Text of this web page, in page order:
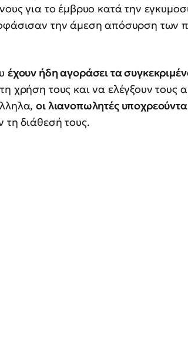
για το έμβρυο κατά την
την άμεση απόσυρση των
έχουν ήδη αγοράσει τα
χρήση τους και να ελέγξουν τους
οι λιανοπωλητές
τη διάθεσή τους.